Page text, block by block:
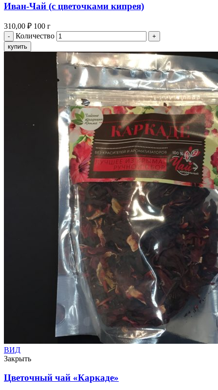
Иван-Чай (с цветочками кипрея)
310,00 ₽ 100 г
Количество
купить
ВИД
Закрыть
Цветочный чай «Каркаде»